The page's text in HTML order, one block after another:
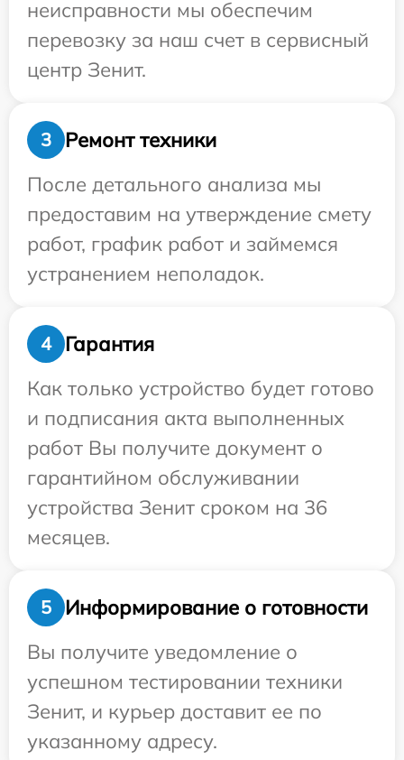
неисправности мы обеспечим
перевозку за наш счет в сервисный
центр Зенит.
3
Ремонт техники
После детального анализа мы
предоставим на утверждение смету
работ, график работ и займемся
устранением неполадок.
4
Гарантия
Как только устройство будет готово
и подписания акта выполненных
работ Вы получите документ о
гарантийном обслуживании
устройства Зенит сроком на 36
месяцев.
5
Информирование о готовности
Вы получите уведомление о
успешном тестировании техники
Зенит, и курьер доставит ее по
указанному адресу.